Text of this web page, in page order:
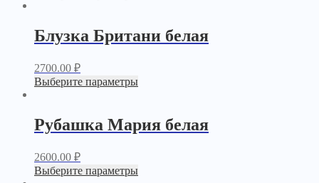
Блузка Британи белая
2700.00 ₽
Выберите параметры
Рубашка Мария белая
2600.00 ₽
Выберите параметры